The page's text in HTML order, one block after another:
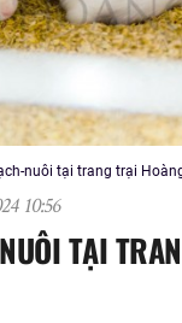
nuôi tại trang trại
10:56
TẠI